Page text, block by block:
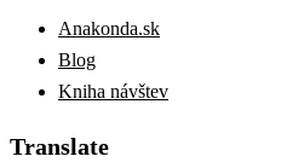
Anakonda.sk
Blog
Kniha návštev
Translate